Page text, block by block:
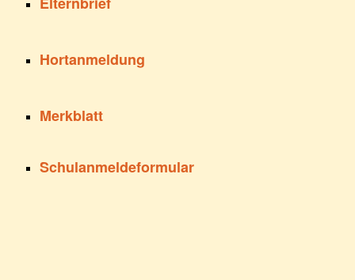
Hortanmeldung
Merkblatt
Schulanmeldeformular